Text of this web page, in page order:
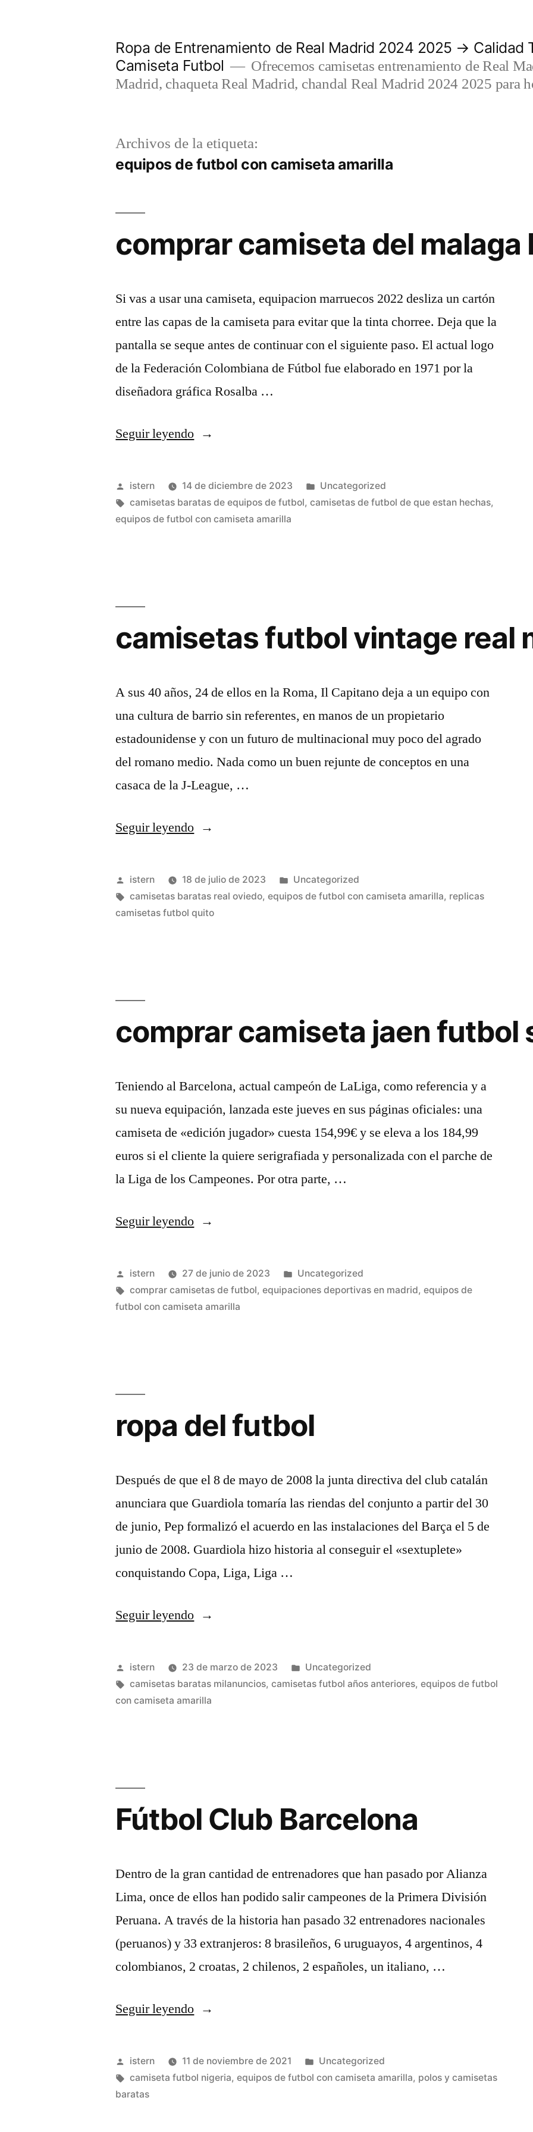
Ropa de Entrenamiento de Real Madrid 2024 2025 → Calidad
Camiseta Futbol
Ofrecemos camisetas entrenamiento de Real
Madrid, chaqueta Real Madrid, chandal Real Madrid 2024 2025 para
Archivos de la etiqueta:
equipos de futbol con camiseta amarilla
comprar camiseta del malaga
Si vas a usar una camiseta, equipacion marruecos 2022 desliza un cartón
entre las capas de la camiseta para evitar que la tinta chorree. Deja que la
pantalla se seque antes de continuar con el siguiente paso. El actual logo
de la Federación Colombiana de Fútbol fue elaborado en 1971 por la
diseñadora gráfica Rosalba …
Seguir leyendo«comprar
del
malaga
barata»
Publicado
por
istern 14 de diciembre de 2023
Publicado
en
Uncategorized
Etiquetas:
camisetas baratas de equipos de futbol,camisetas de futbol de que estan hechas,
equipos de futbol con camiseta amarilla
camisetas futbol vintage real
A sus 40 años, 24 de ellos en la Roma, Il Capitano deja a un equipo con
una cultura de barrio sin referentes, en manos de un propietario
estadounidense y con un futuro de multinacional muy poco del agrado
del romano medio. Nada como un buen rejunte de conceptos en una
casaca de la J-League, …
Seguir leyendo«camisetas
vintage
real
madrid»
Publicado
por
istern 18 de julio de 2023
Publicado
en
Uncategorized
Etiquetas:
camisetas baratas real oviedo,equipos de futbol con camiseta amarilla, replicas
camisetas futbol quito
comprar camiseta jaen futbol
Teniendo al Barcelona, actual campeón de LaLiga, como referencia y a
su nueva equipación, lanzada este jueves en sus páginas oficiales: una
camiseta de «edición jugador» cuesta 154,99€ y se eleva a los 184,99
euros si el cliente la quiere serigrafiada y personalizada con el parche de
la Liga de los Campeones. Por otra parte, …
Seguir leyendo«comprar
jaen
futbol
sala»
Publicado
por
istern 27 de junio de 2023
Publicado
en
Uncategorized
Etiquetas:
comprar camisetas de futbol,equipaciones deportivas en madrid,equipos de
futbol con camiseta amarilla
ropa del futbol
Después de que el 8 de mayo de 2008 la junta directiva del club catalán
anunciara que Guardiola tomaría las riendas del conjunto a partir del 30
de junio, Pep formalizó el acuerdo en las instalaciones del Barça el 5 de
junio de 2008. Guardiola hizo historia al conseguir el «sextuplete»
conquistando Copa, Liga, Liga …
Seguir leyendo«ropa
futbol»
Publicado
por
istern 23 de marzo de 2023
Publicado
en
Uncategorized
Etiquetas:
camisetas baratas milanuncios,camisetas futbol años anteriores,equipos de futbol
con camiseta amarilla
Fútbol Club Barcelona
Dentro de la gran cantidad de entrenadores que han pasado por Alianza
Lima, once de ellos han podido salir campeones de la Primera División
Peruana. A través de la historia han pasado 32 entrenadores nacionales
(peruanos) y 33 extranjeros: 8 brasileños, 6 uruguayos, 4 argentinos, 4
colombianos, 2 croatas, 2 chilenos, 2 españoles, un italiano, …
Seguir leyendo«Fútbol
Barcelona»
Publicado
por
istern 11 de noviembre de 2021
Publicado
en
Uncategorized
Etiquetas:
camiseta futbol nigeria,equipos de futbol con camiseta amarilla, polos y camisetas
baratas